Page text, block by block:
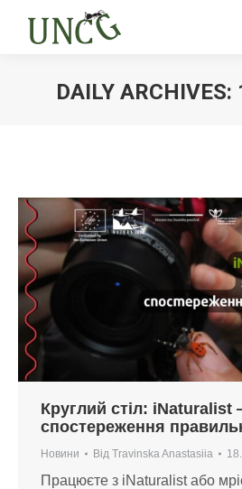
DAILY ARCHIVES:
Круглий стіл: iNaturalist
спостереження
Новини Від Travinska Anastasiia
Працюєте з iNaturalist або